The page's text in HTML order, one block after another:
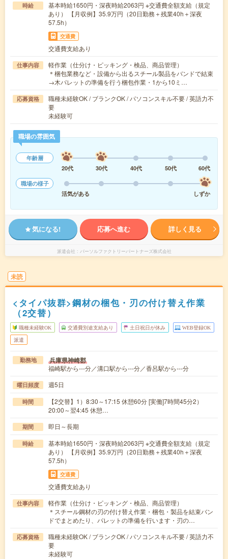
時給
基本時給1650円・深夜時給2063円 ※交通費全額支給（規定
あり） 【月収例】35.9万円（20日勤務＋残業40h＋深夜
57.5h）
交通費
交通費支給あり
仕事内容
軽作業（仕分け・ピッキング・検品、商品管理）
＊梱包業務など・設備から出るスチール製品をバンドで結束
→木パレットの準備を行う梱包作業・1から10ミ…
応募資格
職種未経験OK / ブランクOK / パソコンスキル不要 / 英語力不
要
未経験可
職場の雰囲気
年齢層
20代
30代 40代 50代
60代
職場の様子
活気がある
しずか
気になる! 応募へ進む 詳しく見る
派遣会社 パーソルファクトリーパートナーズ株式会社
未読
<タイパ抜群>鋼材の梱包・刃の付け替え作業
（2交替）
職種未経験OK 交通費別途支給あり 土日祝日が休み WEB登録OK
派遣
勤務地 兵庫県神崎郡
福崎駅から---分／溝口駅から---分／香呂駅から---分
曜日頻度 週5日
時間
【2交替】1）8:30～17:15 休憩60分 [実働]7時間45分2）
20:00～翌4:45 休憩…
期間 即日～長期
時給
基本時給1650円・深夜時給2063円 ※交通費全額支給（規定
あり） 【月収例】35.9万円（20日勤務＋残業40h＋深夜
57.5h）
交通費
交通費支給あり
仕事内容
軽作業（仕分け・ピッキング・検品、商品管理）
＊スチール鋼材の刃の付け替え作業・梱包・製品を結束バン
ドでまとめたり、パレットの準備を行います・刃の…
応募資格
職種未経験OK / ブランクOK / パソコンスキル不要 / 英語力不
要
未経験可